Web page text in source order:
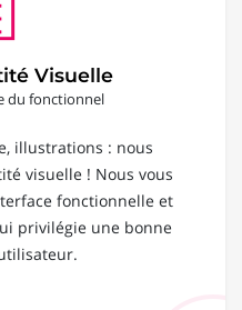
Visuelle
du fonctionnel
illustrations : nous
visuelle ! Nous vous
fonctionnelle et
privilégie une bonne